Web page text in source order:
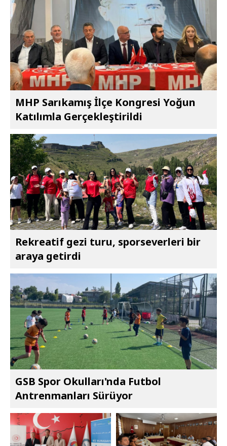
MHP Sarıkamış İlçe Kongresi Yoğun
Katılımla Gerçekleştirildi
Rekreatif gezi turu, sporseverleri bir
araya getirdi
GSB Spor Okulları'nda Futbol
Antrenmanları Sürüyor